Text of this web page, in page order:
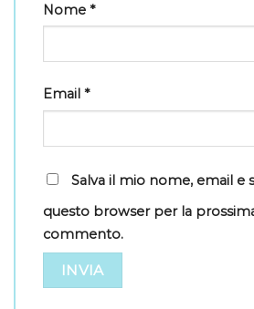
Nome *
Email *
Salva il mio nome, email e
questo browser per la
commento.